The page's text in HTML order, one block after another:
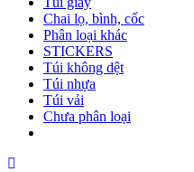
Chai lọ, bình, cốc
Phân loại khác
STICKERS
Túi không dệt
Túi nhựa
Túi vải
Chưa phân loại